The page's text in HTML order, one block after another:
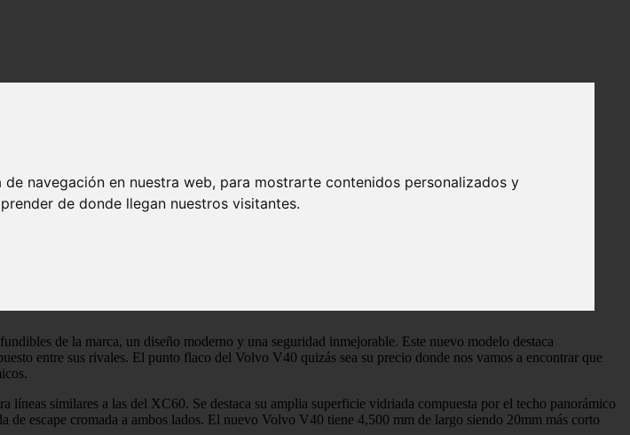
navegación en nuestra web, para mostrarte contenidos personalizados y
de donde llegan nuestros visitantes.
de la marca, un diseño moderno y una seguridad inmejorable. Este nuevo modelo destaca
entre sus rivales. El punto flaco del Volvo V40 quizás sea su precio donde nos vamos a encontrar que
similares a las del XC60. Se destaca su amplia superficie vidriada compuesta por el techo panorámico
escape cromada a ambos lados. El nuevo Volvo V40 tiene 4,500 mm de largo siendo 20mm más corto